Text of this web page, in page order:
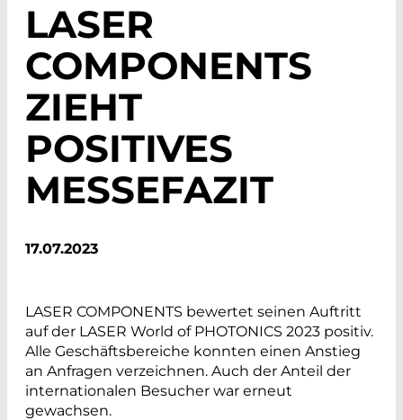
LASER
COMPONENTS
ZIEHT
POSITIVES
MESSEFAZIT
17.07.2023
LASER COMPONENTS bewertet seinen Auftritt
auf der LASER World of PHOTONICS 2023 positiv.
Alle Geschäftsbereiche konnten einen Anstieg
an Anfragen verzeichnen. Auch der Anteil der
internationalen Besucher war erneut
gewachsen.